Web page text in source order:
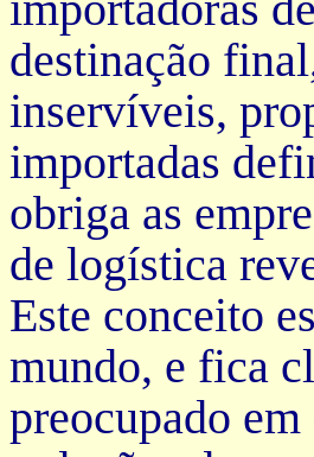
destinação
inservíveis,
importadas
obriga as
de logística
Este conceito
mundo, e fica
preocupado